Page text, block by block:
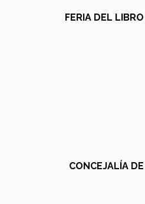
FERIA DEL
CONCEJALÍA